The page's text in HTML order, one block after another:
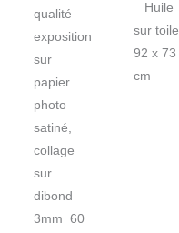
qualité
exposition
sur
papier
photo
satiné,
collage
sur
dibond
3mm 60
Huile
sur toile
92 x 73
cm